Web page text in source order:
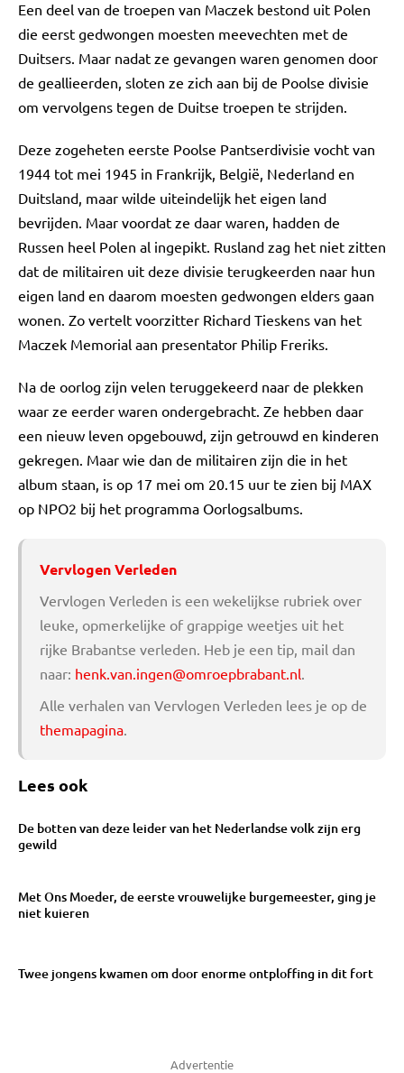
Een deel van de troepen van Maczek bestond uit Polen
die eerst gedwongen moesten meevechten met de
Duitsers. Maar nadat ze gevangen waren genomen door
de geallieerden, sloten ze zich aan bij de Poolse divisie
om vervolgens tegen de Duitse troepen te strijden.
Deze zogeheten eerste Poolse Pantserdivisie vocht van
1944 tot mei 1945 in Frankrijk, België, Nederland en
Duitsland, maar wilde uiteindelijk het eigen land
bevrijden. Maar voordat ze daar waren, hadden de
Russen heel Polen al ingepikt. Rusland zag het niet zitten
dat de militairen uit deze divisie terugkeerden naar hun
eigen land en daarom moesten gedwongen elders gaan
wonen. Zo vertelt voorzitter Richard Tieskens van het
Maczek Memorial aan presentator Philip Freriks.
Na de oorlog zijn velen teruggekeerd naar de plekken
waar ze eerder waren ondergebracht. Ze hebben daar
een nieuw leven opgebouwd, zijn getrouwd en kinderen
gekregen. Maar wie dan de militairen zijn die in het
album staan, is op 17 mei om 20.15 uur te zien bij MAX
op NPO2 bij het programma Oorlogsalbums.
Vervlogen Verleden
Vervlogen Verleden is een wekelijkse rubriek over
leuke, opmerkelijke of grappige weetjes uit het
rijke Brabantse verleden. Heb je een tip, mail dan
naar: henk.van.ingen@omroepbrabant.nl.
Alle verhalen van Vervlogen Verleden lees je op de
themapagina.
Lees ook
De botten van deze leider van het Nederlandse volk zijn erg
gewild
Met Ons Moeder, de eerste vrouwelijke burgemeester, ging je
niet kuieren
Twee jongens kwamen om door enorme ontploffing in dit fort
Advertentie